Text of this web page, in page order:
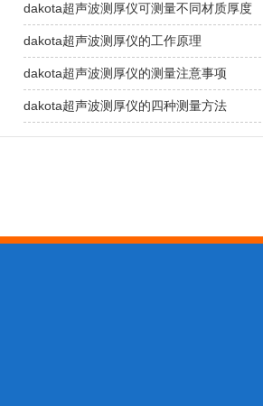
dakota超声波测厚仪可测量不同材质厚度
dakota超声波测厚仪的工作原理
dakota超声波测厚仪的测量注意事项
dakota超声波测厚仪的四种测量方法